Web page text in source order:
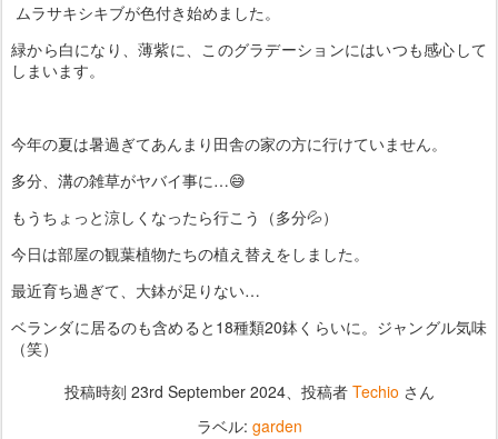
ムラサキシキブが色付き始めました。
緑から白になり、薄紫に、このグラデーションにはいつも感心して
しまいます。
今年の夏は暑過ぎてあんまり田舎の家の方に行けていません。
多分、溝の雑草がヤバイ事に…😅
もうちょっと涼しくなったら行こう（多分💦）
今日は部屋の観葉植物たちの植え替えをしました。
最近育ち過ぎて、大鉢が足りない…
ベランダに居るのも含めると18種類20鉢くらいに。ジャングル気味
（笑）
投稿時刻 23rd September 2024、投稿者 Techio さん
ラベル: garden